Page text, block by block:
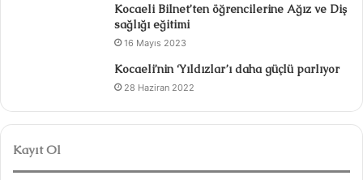
Kocaeli Bilnet’ten öğrencilerine Ağız ve Diş
sağlığı eğitimi
16 Mayıs 2023
Kocaeli’nin ‘Yıldızlar’ı daha güçlü parlıyor
28 Haziran 2022
Kayıt Ol